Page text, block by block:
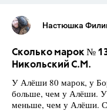
Настюшка
Сколько марок №
Никольский С.М.
У Алёши 80 марок, у
больше, чем у Алёши.
меньше, чем у Алёши.